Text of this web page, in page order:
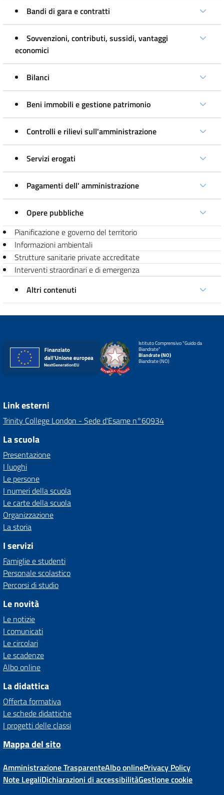
Bandi di gara e contratti
Sovvenzioni, contributi, sussidi, vantaggi
economici
Bilanci
Beni immobili e gestione patrimonio
Controlli e rilievi sull'amministrazione
Servizi erogati
Pagamenti dell' amministrazione
Opere pubbliche
Pianificazione e governo del territorio
Informazioni ambientali
Strutture sanitarie private accreditate
Interventi straordinari e di emergenza
Altri contenuti
Istituto Comprensivo "Guido da
Biandrate"
Biandrate (NO)
Biandrate (NO)
Link esterni
Trinity College London - Sede d'Esame n°60934
La scuola
Presentazione
I luoghi
Le persone
I numeri della scuola
Le carte della scuola
Organizzazione
La storia
I servizi
Famiglie e studenti
Personale scolastico
Percorsi di studio
Le novità
Le notizie
I comunicati
Le circolari
Le scadenze
Albo online
La didattica
Offerta formativa
Le schede didattiche
I progetti delle classi
Mappa del sito
Amministrazione TrasparenteAlbo onlinePrivacy Policy
Note LegaliDichiarazioni di accessibilitàGestione cookie